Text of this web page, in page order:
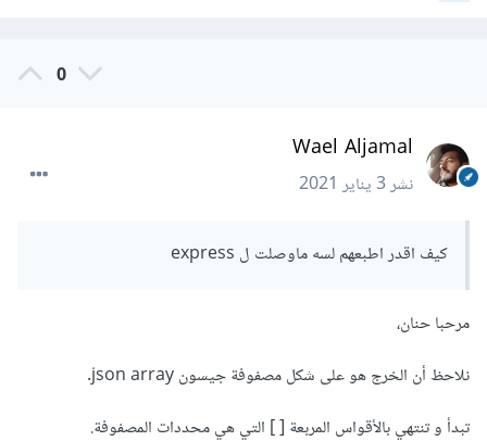
0
Wael Aljamal
نشر3 يناير 2021
كيف اقدر اطبعهم لسه ماوصلت ل express
مرحبا حنان،
نلاحظ أن الخرج هو على شكل مصفوفة جيسون json array.
تبدأ و تنتهي بالأقواس المربعة [ ] التي هي محددات المصفوفة.